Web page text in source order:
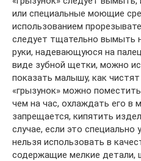
или специальные моющие
использованием
следует тщательно вымыть
руки, надевающуюся на
виде зубной щетки, можно
показать малышу, как
«грызунок» можно
чем на час, охлаждать его в
запрещается, кипятить
случае, если это специально
нельзя использовать в
содержащие мелкие детали,